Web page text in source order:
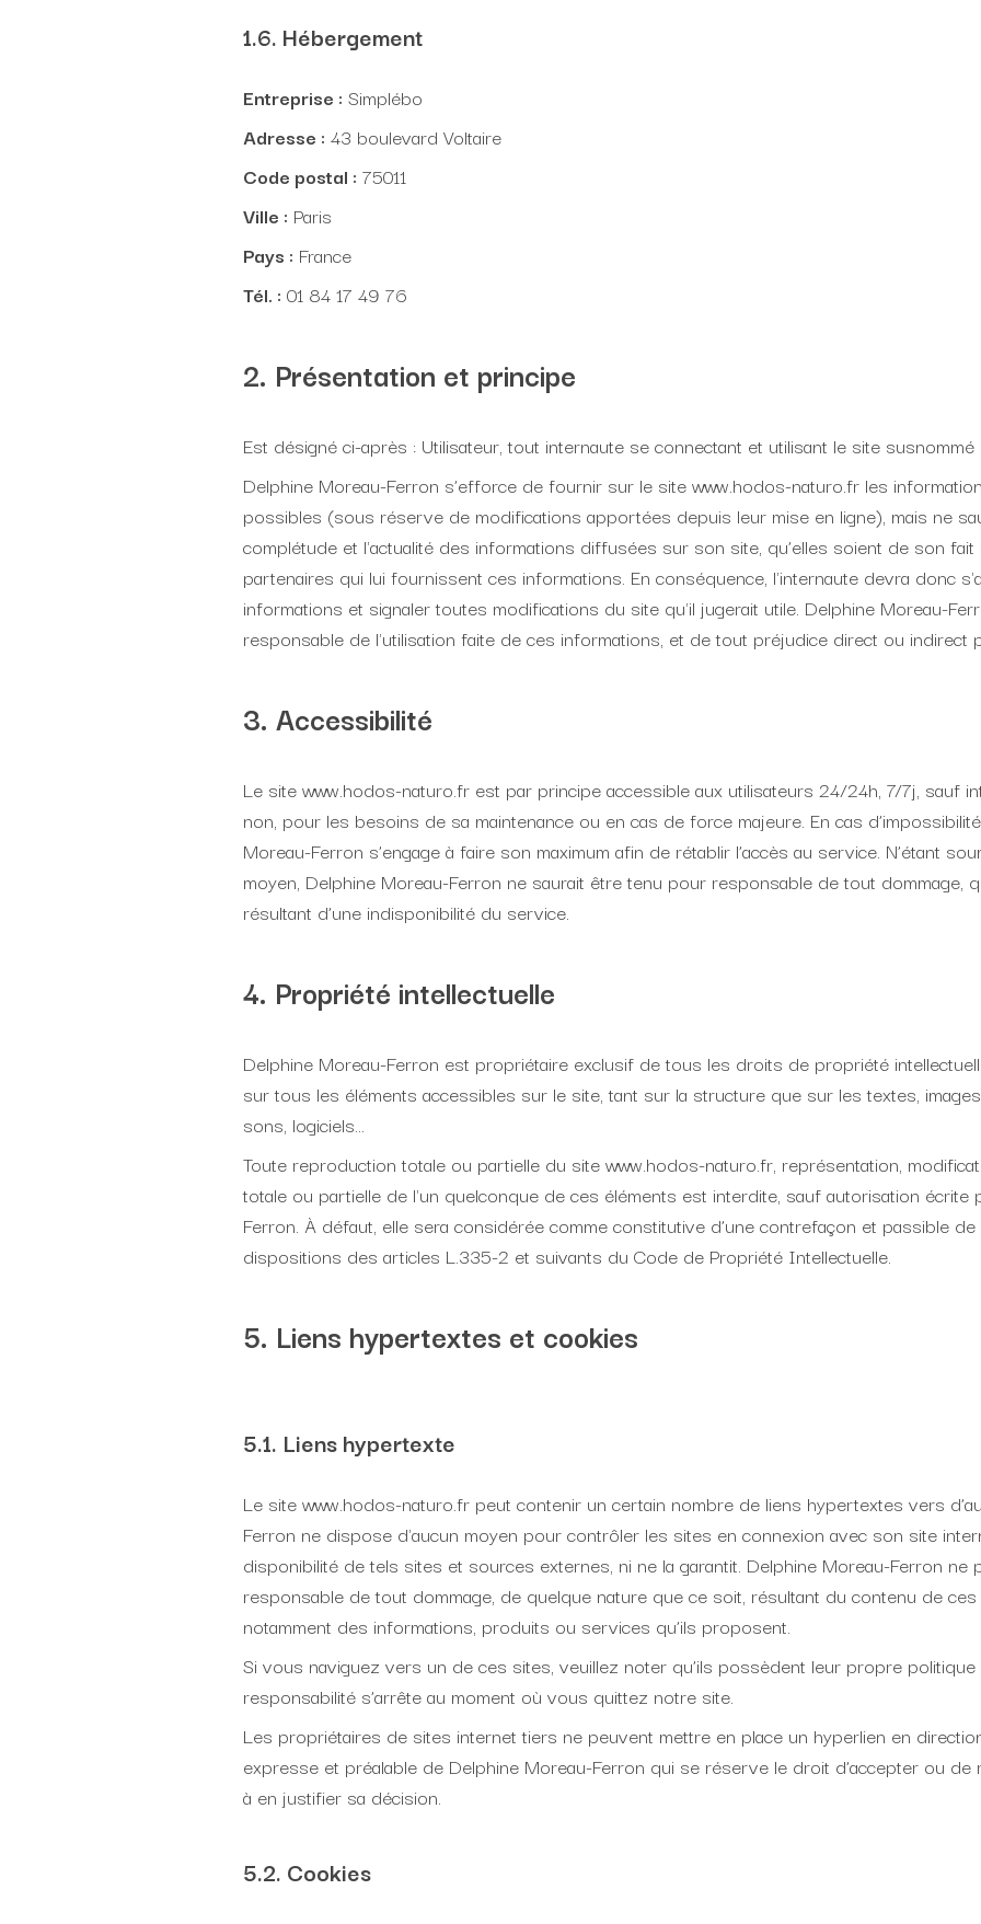
1.6. Hébergement
Entreprise : Simplébo
Adresse : 43 boulevard Voltaire
Code postal : 75011
Ville : Paris
Pays : France
Tél. : 01 84 17 49 76
2. Présentation et principe
Est désigné ci-après : Utilisateur, tout internaute se connectant et utilisant le site
Delphine Moreau-Ferron s’efforce de fournir sur le site www.hodos-naturo.fr les
possibles (sous réserve de modifications apportées depuis leur mise en ligne), mais ne
complétude et l'actualité des informations diffusées sur son site, qu’elles soient de son
partenaires qui lui fournissent ces informations. En conséquence, l'internaute devra donc
informations et signaler toutes modifications du site qu'il jugerait utile. Delphine Moreau-
responsable de l'utilisation faite de ces informations, et de tout préjudice direct ou indirect
3. Accessibilité
Le site www.hodos-naturo.fr est par principe accessible aux utilisateurs 24/24h, 7/7j, sauf
non, pour les besoins de sa maintenance ou en cas de force majeure. En cas
Moreau-Ferron s’engage à faire son maximum afin de rétablir l’accès au service. N’étant
moyen, Delphine Moreau-Ferron ne saurait être tenu pour responsable de tout dommage,
résultant d’une indisponibilité du service.
4. Propriété intellectuelle
Delphine Moreau-Ferron est propriétaire exclusif de tous les droits de propriété
sur tous les éléments accessibles sur le site, tant sur la structure que sur les textes,
sons, logiciels…
Toute reproduction totale ou partielle du site www.hodos-naturo.fr, représentation,
totale ou partielle de l'un quelconque de ces éléments est interdite, sauf autorisation écrite
Ferron. À défaut, elle sera considérée comme constitutive d’une contrefaçon et passible
dispositions des articles L.335-2 et suivants du Code de Propriété Intellectuelle.
5. Liens hypertextes et cookies
5.1. Liens hypertexte
Le site www.hodos-naturo.fr peut contenir un certain nombre de liens hypertextes vers
Ferron ne dispose d'aucun moyen pour contrôler les sites en connexion avec son site
disponibilité de tels sites et sources externes, ni ne la garantit. Delphine Moreau-Ferron
responsable de tout dommage, de quelque nature que ce soit, résultant du contenu de
notamment des informations, produits ou services qu’ils proposent.
Si vous naviguez vers un de ces sites, veuillez noter qu’ils possèdent leur propre
responsabilité s’arrête au moment où vous quittez notre site.
Les propriétaires de sites internet tiers ne peuvent mettre en place un hyperlien en
expresse et préalable de Delphine Moreau-Ferron qui se réserve le droit d’accepter ou
à en justifier sa décision.
5.2. Cookies